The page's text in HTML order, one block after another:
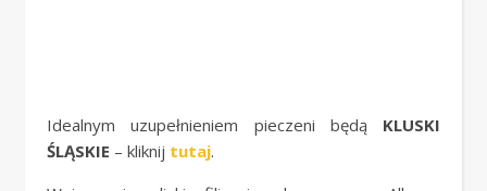
Idealnym uzupełnieniem pieczeni będą KLUSKI
ŚLĄSKIE – kliknij tutaj.